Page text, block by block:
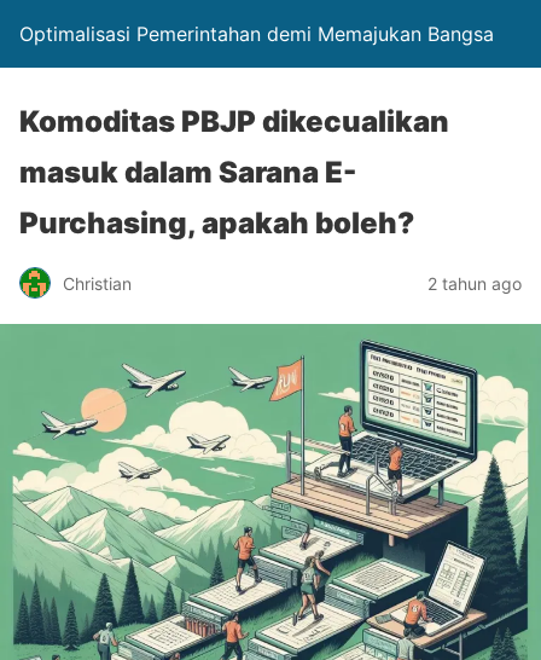
Optimalisasi Pemerintahan demi Memajukan Bangsa
Komoditas PBJP dikecualikan
masuk dalam Sarana E-
Purchasing, apakah boleh?
Christian 2 tahun ago